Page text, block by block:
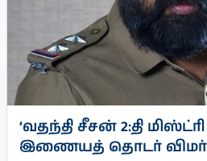
‘வதந்தி சீசன் 2:தி
இணையத் தொடர்